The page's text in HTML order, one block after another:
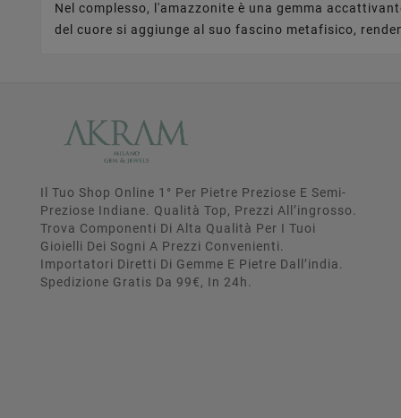
Nel complesso, l'amazzonite è una gemma
del cuore si aggiunge al suo fascino metafisico,
Il Tuo Shop Online 1° Per Pietre Preziose E Semi-
Preziose Indiane. Qualità Top, Prezzi All’ingrosso.
Trova Componenti Di Alta Qualità Per I Tuoi
Gioielli Dei Sogni A Prezzi Convenienti.
Importatori Diretti Di Gemme E Pietre Dall’india.
Spedizione Gratis Da 99€, In 24h.